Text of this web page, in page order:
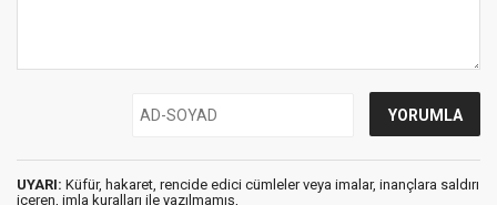
UYARI: Küfür, hakaret, rencide edici cümleler veya imalar, inançlara saldırı
içeren, imla kuralları ile yazılmamış,